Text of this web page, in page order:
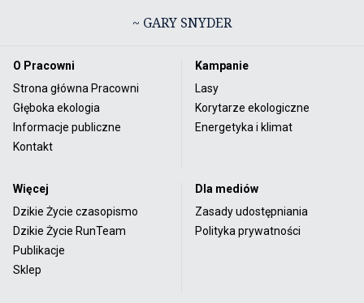
~ GARY SNYDER
O Pracowni
Strona główna Pracowni
Głęboka ekologia
Informacje publiczne
Kontakt
Kampanie
Lasy
Korytarze ekologiczne
Energetyka i klimat
Więcej
Dzikie Życie czasopismo
Dzikie Życie RunTeam
Publikacje
Sklep
Dla mediów
Zasady udostępniania
Polityka prywatności